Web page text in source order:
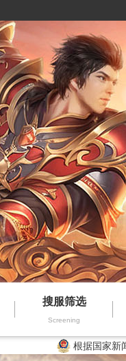
搜服筛选
Screening
根据国家新